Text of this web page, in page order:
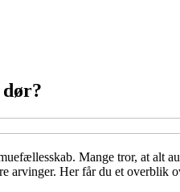
Mange tror, at alt
Her får du et overblik